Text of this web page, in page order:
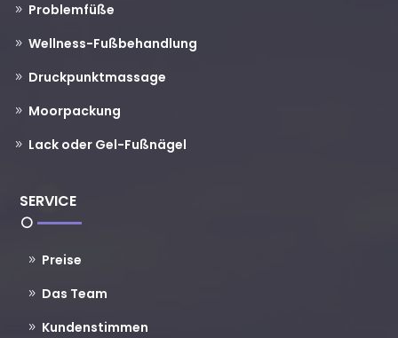
Problemfüße
Wellness-Fußbehandlung
Druckpunktmassage
Moorpackung
Lack oder Gel-Fußnägel
SERVICE
Preise
Das Team
Kundenstimmen